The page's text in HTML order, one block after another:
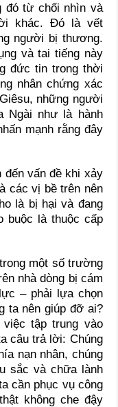
đó từ chối nhìn và
khác. Đó là vết
người bị thương.
và tai tiếng này
đức tin trong thời
nhân chứng xác
những người
Ngài như là hành
mạnh rằng đây
vấn đề khi xảy
các vị bề trên nên
là bị hại và đang
buộc là thuộc cấp
một số trường
nhà dòng bị cám
– phải lựa chọn
ta nên giúp đỡ ai?
tập trung vào
câu trả lời: Chúng
nạn nhân, chúng
sắc và chữa lành
cần phục vụ công
không che đậy